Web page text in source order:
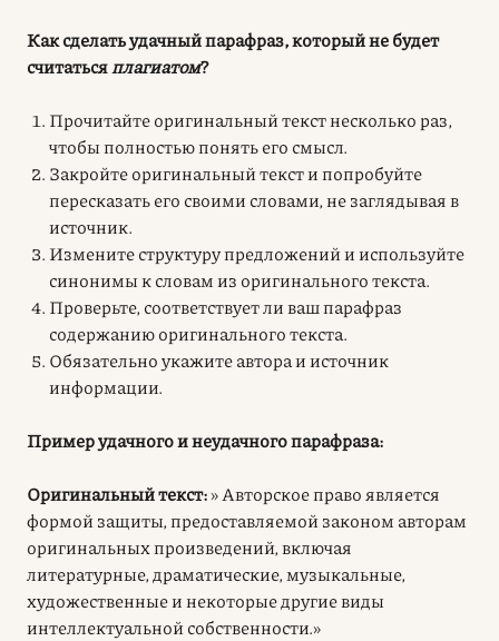
Как сделать удачный парафраз, который не будет
считатьсяплагиатом?
Прочитайте оригинальный текст несколько раз,
чтобы полностью понять его смысл.
Закройте оригинальный текст и попробуйте
пересказать его своими словами, не заглядывая в
источник.
Измените структуру предложений и используйте
синонимы к словам из оригинального текста.
Проверьте, соответствует ли ваш парафраз
содержанию оригинального текста.
Обязательно укажите автора и источник
информации.
Пример удачного и неудачного парафраза:
Оригинальный текст:» Авторское право является
формой защиты, предоставляемой законом авторам
оригинальных произведений, включая
литературные, драматические, музыкальные,
художественные и некоторые другие виды
интеллектуальной собственности.»